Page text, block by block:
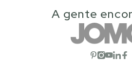
A gente
Abrir rede
AbrirAbrir